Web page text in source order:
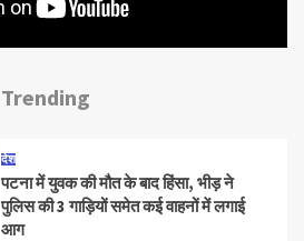
Trending
देश
पटना में युवक की मौत के बाद हिंसा, भीड़ ने
पुलिस की 3 गाड़ियों समेत कई वाहनों में लगाई
आग